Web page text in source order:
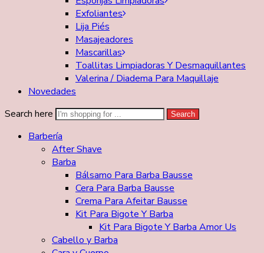
Exfoliantes
Lija Piés
Masajeadores
Mascarillas
Toallitas Limpiadoras Y Desmaquillantes
Valerina / Diadema Para Maquillaje
Novedades
Search here
Search
Barbería
After Shave
Barba
Bálsamo Para Barba Bausse
Cera Para Barba Bausse
Crema Para Afeitar Bausse
Kit Para Bigote Y Barba
Kit Para Bigote Y Barba Amor Us
Cabello y Barba